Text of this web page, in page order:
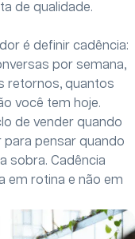
de qualidade.
é definir cadência:
por semana,
retornos, quantos
você tem hoje.
de vender quando
para pensar quando
sobra. Cadência
em rotina e não em